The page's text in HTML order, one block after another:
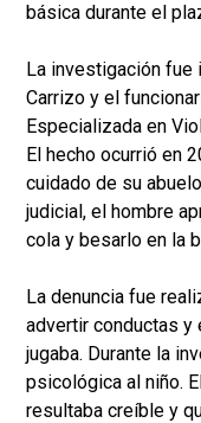
básica durante el
La investigación fue
Carrizo y el
Especializada en
El hecho ocurrió en
cuidado de su
judicial, el hombre
cola y besarlo en la
La denuncia fue
advertir conductas y
jugaba. Durante la
psicológica al niño.
resultaba creíble y